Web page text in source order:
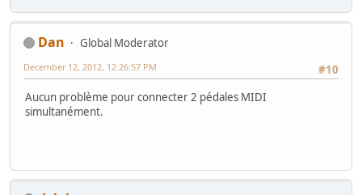
Dan
Global Moderator
#10
December 12, 2012, 12:26:57 PM
Aucun problème pour connecter 2 pédales MIDI
simultanément.